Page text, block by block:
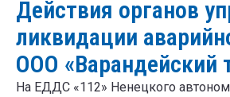
Действия органов
ликвидации
ООО «Варандейский
На ЕДДС «112» Ненецкого